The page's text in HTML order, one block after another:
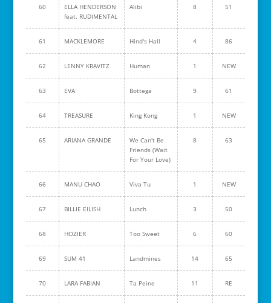
60
ELLA HENDERSON
feat. RUDIMENTAL
Alibi 8 51
61 MACKLEMORE Hind's Hall 4 86
62 LENNY KRAVITZ Human 1 NEW
63 EVA Bottega 9 61
64 TREASURE King Kong 1 NEW
65 ARIANA GRANDE
We Can't Be
Friends (Wait
For Your Love)
8 63
66 MANU CHAO Viva Tu 1 NEW
67 BILLIE EILISH Lunch 3 50
68 HOZIER Too Sweet 6 60
69 SUM 41 Landmines 14 65
70 LARA FABIAN Ta Peine 11 RE